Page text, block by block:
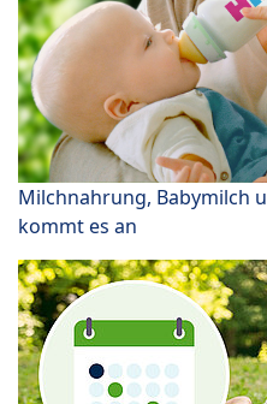
Milchnahrung, Babymilch
kommt es an